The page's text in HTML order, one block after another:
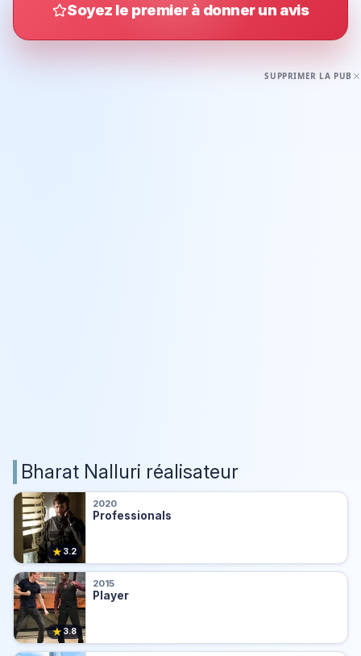
Soyez le premier à donner un avis
SUPPRIMER LA PUB
Bharat Nalluri réalisateur
★ 3.2
2020
Professionals
★ 3.8
2015
Player